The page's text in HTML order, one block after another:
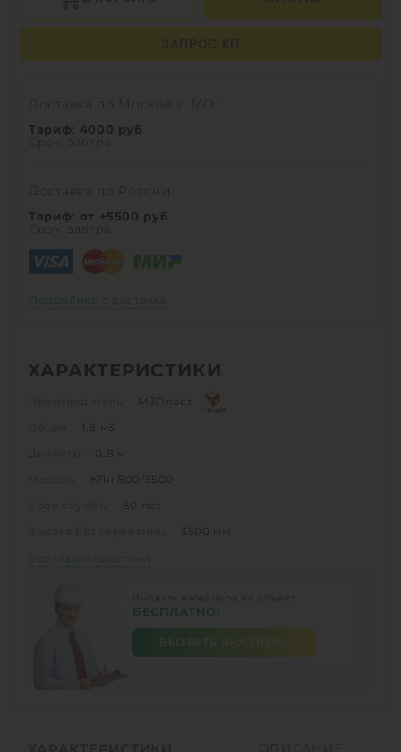
Доставка по Москве и МО:
Тариф: 4000 руб
Срок: завтра
Доставка по России:
Тариф: от +5500 руб
Срок: завтра
Подробнее о доставке
ХАРАКТЕРИСТИКИ
М3Пласт
1.8 м3
0.8 м
КЛн 800/3500
50 лет
3500 мм
Все характеристики
БЕСПЛАТНО!